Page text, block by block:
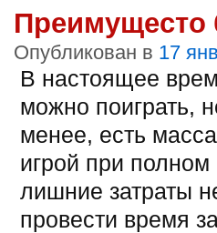
Преимущесто
Опубликован в 17
В настоящее
можно поиграть,
менее, есть
игрой при
лишние затраты
провести время